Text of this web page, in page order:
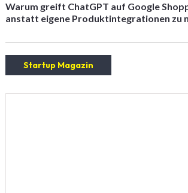
Warum greift ChatGPT auf Google
anstatt eigene Produktintegrationen zu
Startup Magazin